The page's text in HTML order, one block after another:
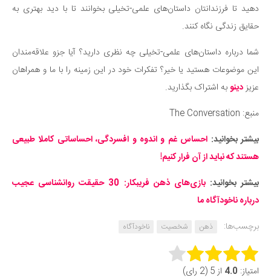
دهید تا فرزندانتان داستان‌های علمی-تخیلی بخوانند تا با دید بهتری به
حقایق زندگی نگاه کنند.
شما درباره داستان‌های علمی-تخیلی چه نظری دارید؟ آیا جزو علاقه‌مندان
این موضوعات هستید یا خیر؟ تفکرات خود در این زمینه را با ما و همراهان
عزیزدینوبه اشتراک بگذارید.
منبع: The Conversation
بیشتر بخوانید: احساس غم و اندوه و افسردگی، احساساتی کاملا طبیعی
هستند که نباید از آن فرار کنیم!
بیشتر بخوانید:
بازی‌های ذهن فریبکار: 30 حقیقت روانشناسی عجیب
درباره ناخودآگاه ما
برچسب‌ها:
ذهن شخصیت ناخودآگاه
Rate this item:
امتیاز: 4.0 از 5 (2 رای)